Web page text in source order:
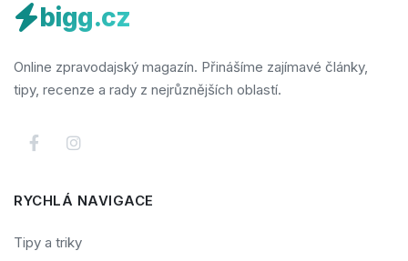
bigg.cz
Online zpravodajský magazín. Přinášíme zajímavé články,
tipy, recenze a rady z nejrůznějších oblastí.
RYCHLÁ NAVIGACE
Tipy a triky